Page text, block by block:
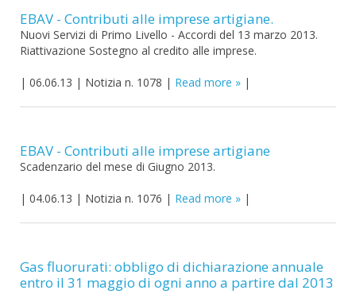
EBAV - Contributi alle imprese artigiane.
Nuovi Servizi di Primo Livello - Accordi del 13 marzo 2013.
Riattivazione Sostegno al credito alle imprese.
| 06.06.13 | Notizia n. 1078 | Read more |
EBAV - Contributi alle imprese artigiane
Scadenzario del mese di Giugno 2013.
| 04.06.13 | Notizia n. 1076 | Read more |
Gas fluorurati: obbligo di dichiarazione annuale
entro il 31 maggio di ogni anno a partire dal 2013